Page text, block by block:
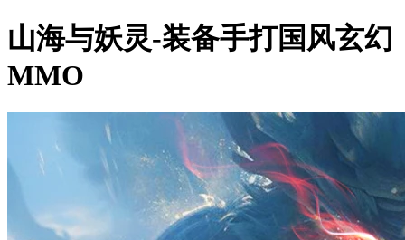
山海与妖灵-装备手打国风玄幻
MMO